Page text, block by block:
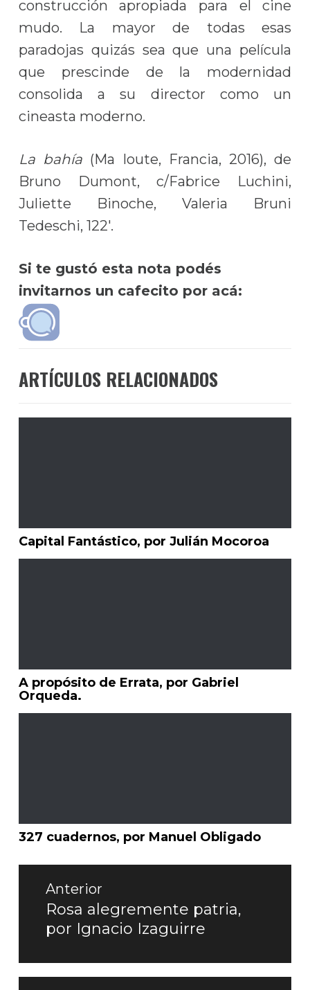
construcción apropiada para el cine
mudo. La mayor de todas esas
paradojas quizás sea que una película
que prescinde de la modernidad
consolida a su director como un
cineasta moderno.
La bahía (Ma loute, Francia, 2016), de
Bruno Dumont, c/Fabrice Luchini,
Juliette Binoche, Valeria Bruni
Tedeschi, 122′.
Si te gustó esta nota podés
invitarnos un cafecito por acá:
ARTÍCULOS RELACIONADOS
Capital Fantástico, por Julián Mocoroa
A propósito de Errata, por Gabriel
Orqueda.
327 cuadernos, por Manuel Obligado
Navegación
entradas
Anterior
Entrada
anterior:
Rosa alegremente patria,
por Ignacio Izaguirre